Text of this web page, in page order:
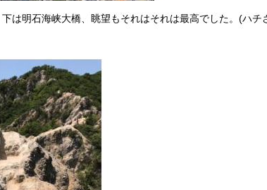
は明石海峡大橋、眺望もそれはそれは最高でした。(ハ